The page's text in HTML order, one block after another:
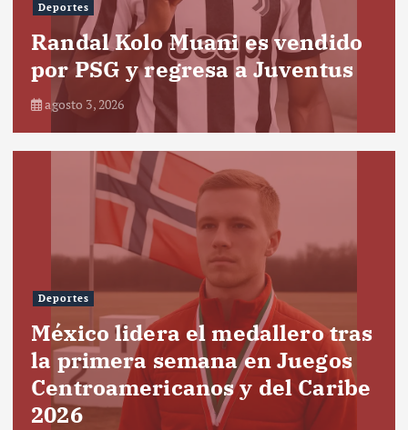
Deportes
Randal Kolo Muani es vendido
por PSG y regresa a Juventus
agosto 3, 2026
Deportes
México lidera el medallero tras
la primera semana en Juegos
Centroamericanos y del Caribe
2026